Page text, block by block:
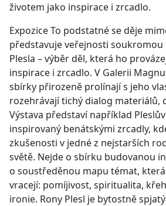
životem jako inspirace i zrcadlo.
Expozice To podstatné se děje
představuje veřejnosti soukromou
Plesla – výběr děl, která ho
inspirace i zrcadlo. V Galerii
sbírky přirozeně prolínají s jeho
rozehrávají tichý dialog materiálů,
Výstava představí například
inspirovaný benátskými zrcadly,
zkušenosti v jedné z nejstarších
světě. Nejde o sbírku budovanou
o soustředěnou mapu témat, která
vracejí: pomíjivost, spiritualita,
ironie. Rony Plesl je bytostně